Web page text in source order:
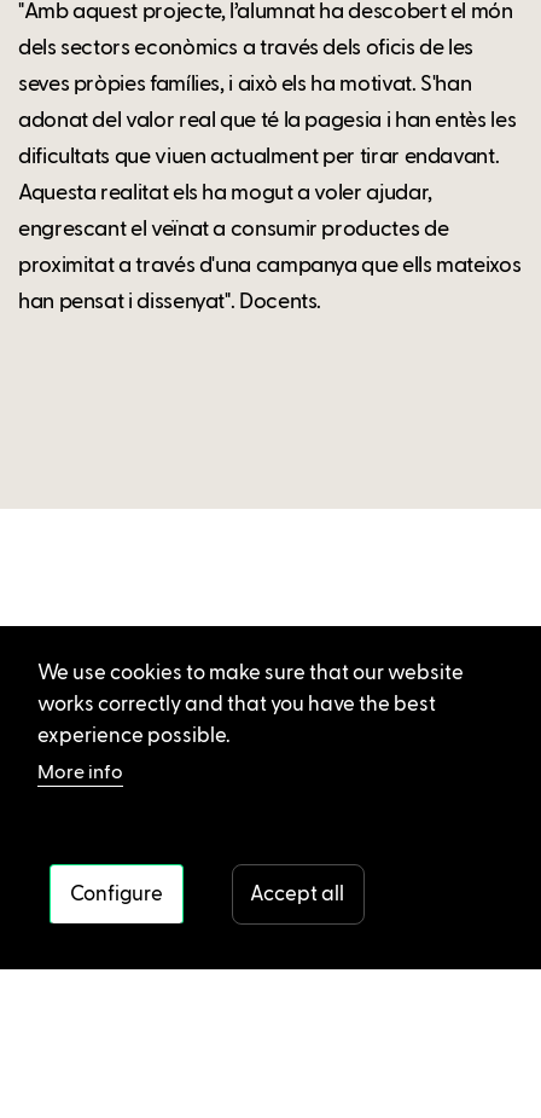
"Amb aquest projecte, l’alumnat ha descobert el món
dels sectors econòmics a través dels oficis de les
seves pròpies famílies, i això els ha motivat. S'han
adonat del valor real que té la pagesia i han entès les
dificultats que viuen actualment per tirar endavant.
Aquesta realitat els ha mogut a voler ajudar,
engrescant el veïnat a consumir productes de
proximitat a través d'una campanya que ells mateixos
han pensat i dissenyat". Docents.
We use cookies to make sure that our website
works correctly and that you have the best
experience possible.
More info
Configure Accept all